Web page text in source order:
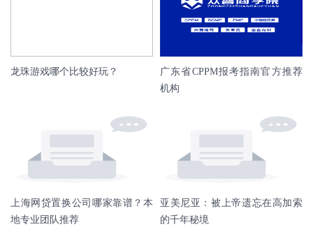
龙珠游戏哪个比较好玩？
广东省CPPM报考指南官方推荐
机构
上海网贷置换公司哪家靠谱？本
地专业团队推荐
亚美尼亚：被上帝遗忘在高加索
的千年秘境